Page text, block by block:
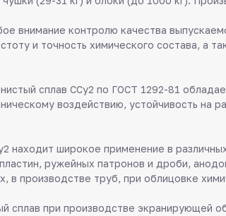
внимание контролю качества
и точность химического состава,
сплав ССу2 по ГОСТ 1292-81
воздействию, устойчивость на
находит широкое применение в
ружейных патронов и дроби,
в производстве труб, при облицовке
сплав при производстве экранирующей